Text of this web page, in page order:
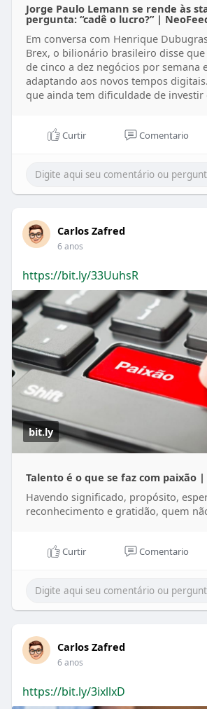
Jorge Paulo Lemann se rende às
pergunta: “cadê o lucro?” |
Em conversa com Henrique
Brex, o bilionário brasileiro disse
de cinco a dez negócios por semana
adaptando aos novos tempos
que ainda tem dificuldade de investir
Curtir Comentario
Carlos Zafred
6 anos
https://bit.ly/33UuhsR
bit.ly
Talento é o que se faz com paixão |
Havendo significado, propósito,
reconhecimento e gratidão, quem
Curtir Comentario
Carlos Zafred
6 anos
https://bit.ly/3ixllxD